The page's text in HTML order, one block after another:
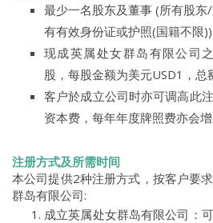
最少一名股东及董事 (所有股
有有效身份证或护照(国籍不限))
现成英属处女群岛有限公司
股，每股金额为美元USD1，总
客户於成立公司时亦可调高此
资本费，每年年度牌照费亦会增
注册方式及所需时间
本公司提供2种注册方式，按客户要
群岛有限公司:
成立英属处女群岛有限公司：